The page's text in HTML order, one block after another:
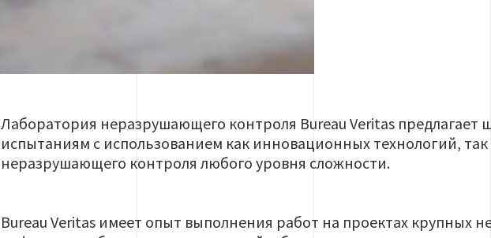
Лаборатория неразрушающего контроля Bureau Veritas предлагает
испытаниям с использованием как инновационных технологий,
неразрушающего контроля любого уровня сложности.
Bureau Veritas имеет опыт выполнения работ на проектах крупных